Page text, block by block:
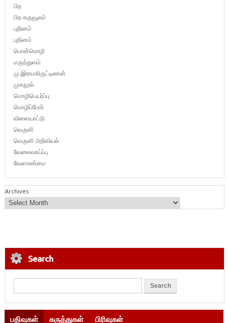
பிற
பிற கருவூலம்
புதினம்
புதினம்
பொன்மொழி
மருத்துவம்
மு.இராமகிருட்டிணன்
முகநூல்
மொழிபெயர்ப்பு
மொழிப்போர்
விளையாட்டு
வெருளி
வெருளி அறிவியல்
வேலைவாய்ப்பு
வேளாண்மை
Archives
Search
பதிவுகள் கருத்துகள் பிரிவுகள்